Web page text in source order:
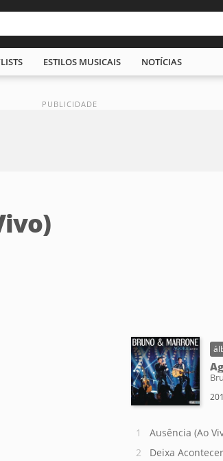
ESTILOS MUSICAIS NOTÍCIAS
Ausência (Ao
Deixa